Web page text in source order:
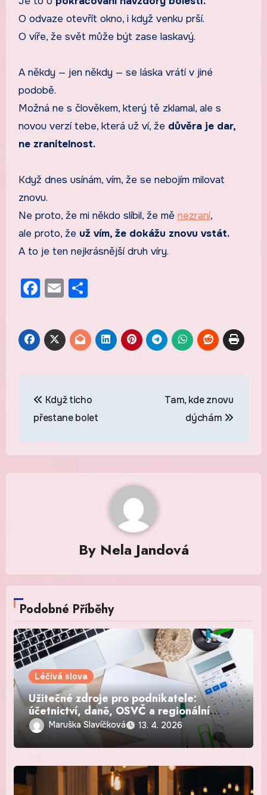
O odvaze otevřít okno, i když venku prší.
O víře, že svět může být zase laskavý.
A někdy — jen někdy — se láska vrátí v jiné
podobě.
Možná ne s člověkem, který tě zklamal, ale s
novou verzí tebe, která už ví, že důvěra je dar,
ne zranitelnost.
Když dnes usínám, vím, že se nebojím milovat
znovu.
Ne proto, že mi někdo slíbil, že mě nezraní,
ale proto, že už vím, že dokážu znovu vstát.
A to je ten nejkrásnější druh víry.
Facebook
EmailShare
proKdyž ticho
přestane bolet
Tam, kde znovu
dýchám
By Nela Jandová
Podobné Příběhy
Léčivá slova
Užitečné zdroje pro podnikatele:
účetnictví, daně, OSVČ a regionální
podnikání
Maruška Slavíčková 13. 4. 2026